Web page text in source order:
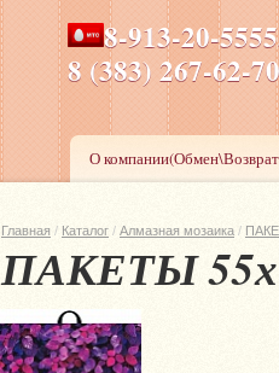
8-913-20-
8 (383) 267-
ПН-ПТ 8-17,СБ-ВС 9-
О
Главная / Каталог / Алмазная мозаика /
ПАКЕТЫ